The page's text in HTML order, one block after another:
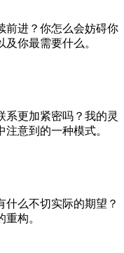
前进？你怎么会妨碍你
你最需要什么。
系更加紧密吗？我的灵
意到的一种模式。
什么不切实际的期望？
构。